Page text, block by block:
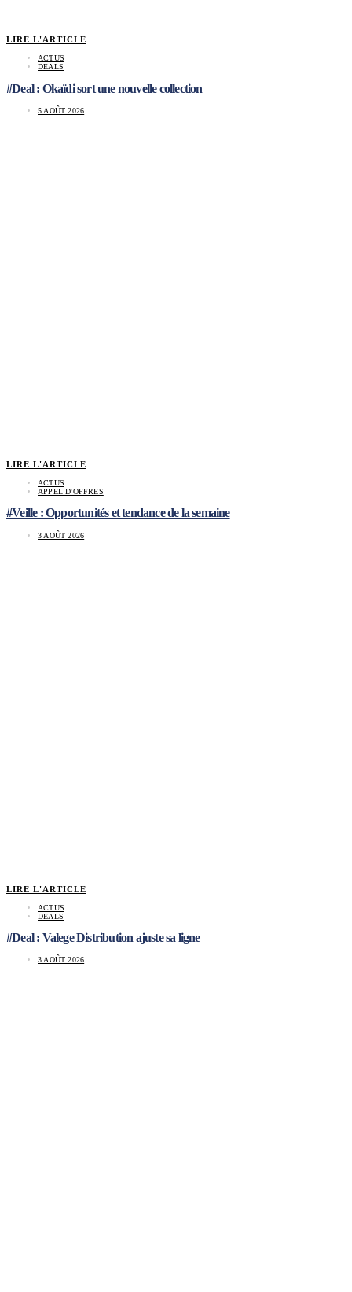
LIRE L'ARTICLE
ACTUS
DEALS
#Deal : Okaïdi sort une nouvelle collection
5 AOÛT 2026
LIRE L'ARTICLE
ACTUS
APPEL D'OFFRES
#Veille : Opportunités et tendance de la semaine
3 AOÛT 2026
LIRE L'ARTICLE
ACTUS
DEALS
#Deal : Valege Distribution ajuste sa ligne
3 AOÛT 2026